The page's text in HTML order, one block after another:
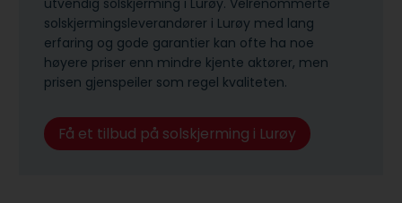
solskjermingsleverandører i Lurøy med lang
erfaring og gode garantier kan ofte ha noe
høyere priser enn mindre kjente aktører, men
prisen gjenspeiler som regel kvaliteten.
Få et tilbud på solskjerming i Lurøy